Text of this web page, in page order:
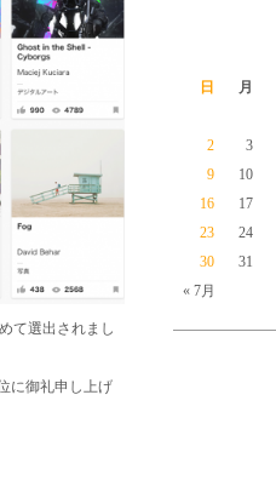
て選出されまし
に御礼申し上げ
日
月
« 7月
2
3
9
10
16
17
23
24
30
31